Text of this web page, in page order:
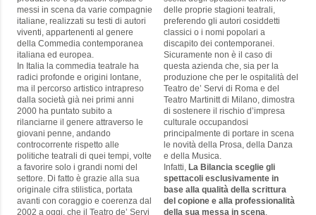
messi in scena da varie compagnie
italiane, realizzati su testi di autori
viventi, appartenenti al genere
della Commedia contemporanea
italiana ed europea.
In Italia la commedia teatrale ha
radici profonde e origini lontane,
ma il percorso artistico intrapreso
dalla società già nei primi anni
2000 ha puntato subito a
rilanciarne il genere attraverso le
giovani penne, andando
controcorrente rispetto alle
politiche teatrali di quei tempi, volte
a favorire solo i grandi nomi del
settore. Di fatto è grazie alla sua
originale cifra stilistica, portata
avanti con coraggio e coerenza dal
2002 a oggi, che il Teatro de’ Servi
delle proprie stagioni teatrali,
preferendo gli autori cosiddetti
classici o i nomi popolari a
discapito dei contemporanei.
Sicuramente non è il caso di
questa azienda che, sia per la
produzione che per le ospitalità del
Teatro de’ Servi di Roma e del
Teatro Martinitt di Milano, dimostra
di sostenere il rischio d’impresa
culturale occupandosi
principalmente di portare in scena
le novità della Prosa, della Danza
e della Musica.
Infatti, La Bilancia sceglie gli
spettacoli esclusivamente in
base alla qualità della scrittura
del copione e alla professionalità
della sua messa in scena,